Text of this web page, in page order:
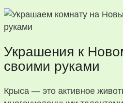
Украшения к
своими руками
Крыса — это активное